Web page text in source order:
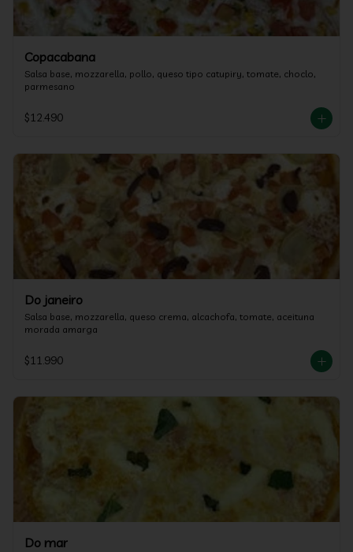
Copacabana
Salsa base, mozzarella, pollo, queso tipo catupiry, tomate, choclo,
parmesano
$12.490
Do janeiro
Salsa base, mozzarella, queso crema, alcachofa, tomate, aceituna
morada amarga
$11.990
Do mar